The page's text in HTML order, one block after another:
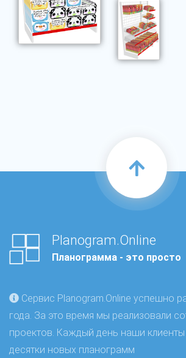
Planogram.Online
Планограмма - это просто
Сервис Planogram.Online успешно
года. За это время мы реализовали
проектов. Каждый день наши
десятки новых планограмм